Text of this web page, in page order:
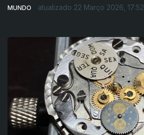
MUNDO atualizado 22 Março 2026, 17:52